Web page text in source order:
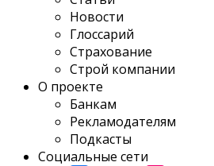
Новости
Глоссарий
Страхование
Строй компании
О проекте
Банкам
Рекламодателям
Подкасты
Социальные сети